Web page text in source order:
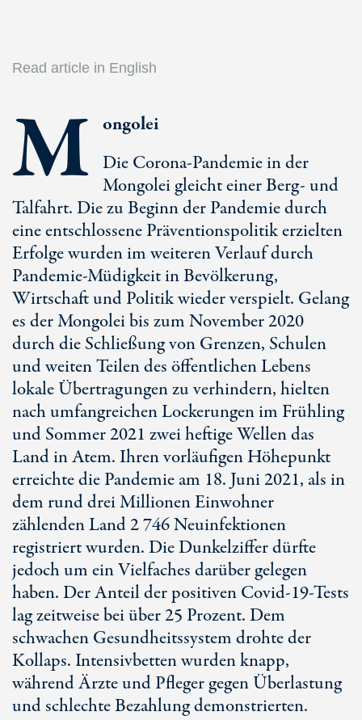
Read article in English
M ongolei
Die Corona-Pandemie in der
Mongolei gleicht einer Berg- und
Talfahrt. Die zu Beginn der Pandemie durch
eine entschlossene Präventionspolitik erzielten
Erfolge wurden im weiteren Verlauf durch
Pandemie-Müdigkeit in Bevölkerung,
Wirtschaft und Politik wieder verspielt. Gelang
es der Mongolei bis zum November 2020
durch die Schließung von Grenzen, Schulen
und weiten Teilen des öffentlichen Lebens
lokale Übertragungen zu verhindern, hielten
nach umfangreichen Lockerungen im Frühling
und Sommer 2021 zwei heftige Wellen das
Land in Atem. Ihren vorläufigen Höhepunkt
erreichte die Pandemie am 18. Juni 2021, als in
dem rund drei Millionen Einwohner
zählenden Land 2 746 Neuinfektionen
registriert wurden. Die Dunkelziffer dürfte
jedoch um ein Vielfaches darüber gelegen
haben. Der Anteil der positiven Covid-19-Tests
lag zeitweise bei über 25 Prozent. Dem
schwachen Gesundheitssystem drohte der
Kollaps. Intensivbetten wurden knapp,
während Ärzte und Pfleger gegen Überlastung
und schlechte Bezahlung demonstrierten.